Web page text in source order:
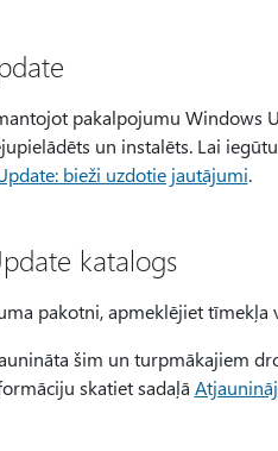
pakalpojumu Windows
un instalēts. Lai
bieži uzdotie jautājumi.
katalogs
pakotni, apmeklējiet tīmekļa
šim un turpmākajiem
skatiet sadaļā